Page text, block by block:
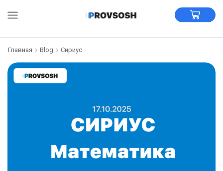
Главная Blog Сириус